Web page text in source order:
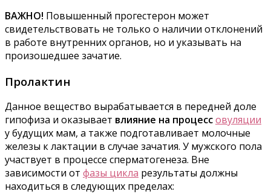
ВАЖНО! Повышенный прогестерон может
свидетельствовать не только о наличии отклонений
в работе внутренних органов, но и указывать на
произошедшее зачатие.
Пролактин
Данное вещество вырабатывается в передней доле
гипофиза и оказывает влияние на процессовуляции
у будущих мам, а также подготавливает молочные
железы к лактации в случае зачатия. У мужского пола
участвует в процессе сперматогенеза. Вне
зависимости от фазы цикла результаты должны
находиться в следующих пределах: